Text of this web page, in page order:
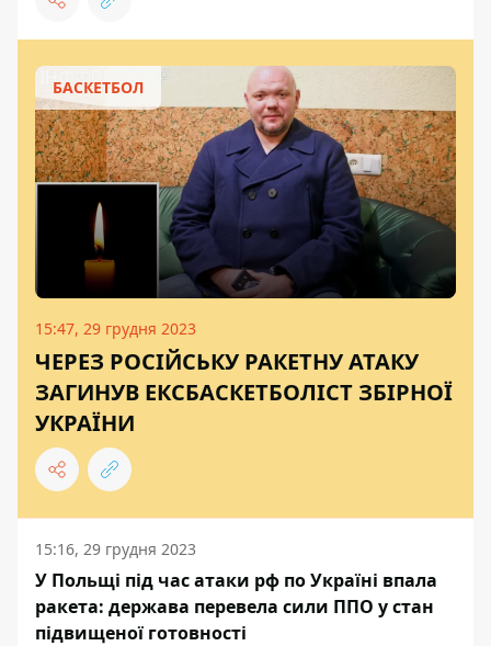
БАСКЕТБОЛ
15:47, 29 грудня 2023
ЧЕРЕЗ РОСІЙСЬКУ РАКЕТНУ АТАКУ
ЗАГИНУВ ЕКСБАСКЕТБОЛІСТ ЗБІРНОЇ
УКРАЇНИ
15:16, 29 грудня 2023
У Польщі під час атаки рф по Україні впала
ракета: держава перевела сили ППО у стан
підвищеної готовності